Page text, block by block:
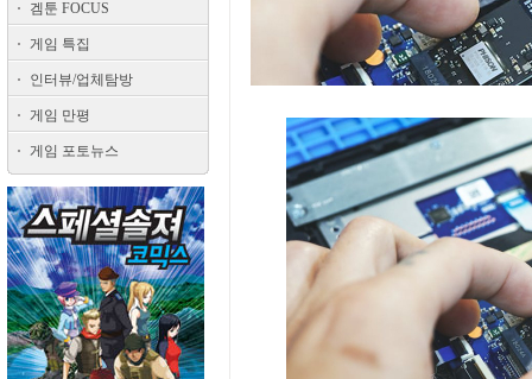
겜툰 FOCUS
게임 특집
인터뷰/업체탐방
게임 만평
게임 포토뉴스